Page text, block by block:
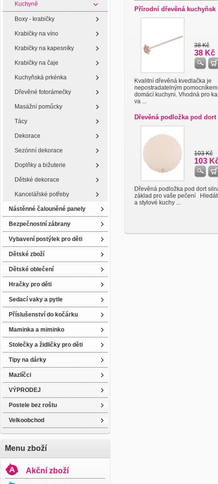
Kuchyně
Boxy - krabičky
Krabičky na víno
Krabičky na kapesníky
Krabičky na čaje
Kuchyňská prkénka
Dřevěné fotorámečky
Masážní pomůcky
Tácy
Dekorace
Sezónní dekorace
Doplňky a bižuterie
Dětské dekorace
Kancelářské potřeby
Nástěnné čalouněné panely
Bezpečnostní zábrany
Vybavení postýlek pro děti
Dětské zboží
Dětské oblečení
Hračky pro děti
Sedací vaky a pytle
Příslušenství do kočárku
Maminka a miminko
Stolečky a židličky pro děti
Tipy na dárky
Mazlíčci
VÝPRODEJ
Postele bez roštu
Velkoobchod
Menu zboží
Akční zboží
Přírodní dřevěná kuchyňsk
38 Kč
38 Kč
Kvalitní dřevěná kvedlačka je
nepostradatelným
domácí kuchyni. Vhodná pro
va ...
Dřevěná podložka pod
103 Kč
103
Dřevěná podložka pod dort
základ pro vaše pečení
a stylové kuchy ...